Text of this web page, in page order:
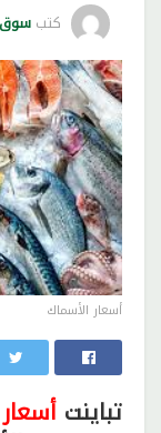
كتب سوق
أسعار الأسماك
تباينت